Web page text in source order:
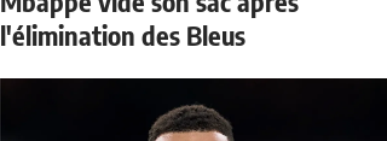
l'élimination des Bleus